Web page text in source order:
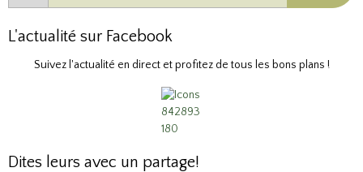
L'actualité sur Facebook
Suivez l'actualité en direct et profitez de tous les bons plans !
Dites leurs avec un partage!